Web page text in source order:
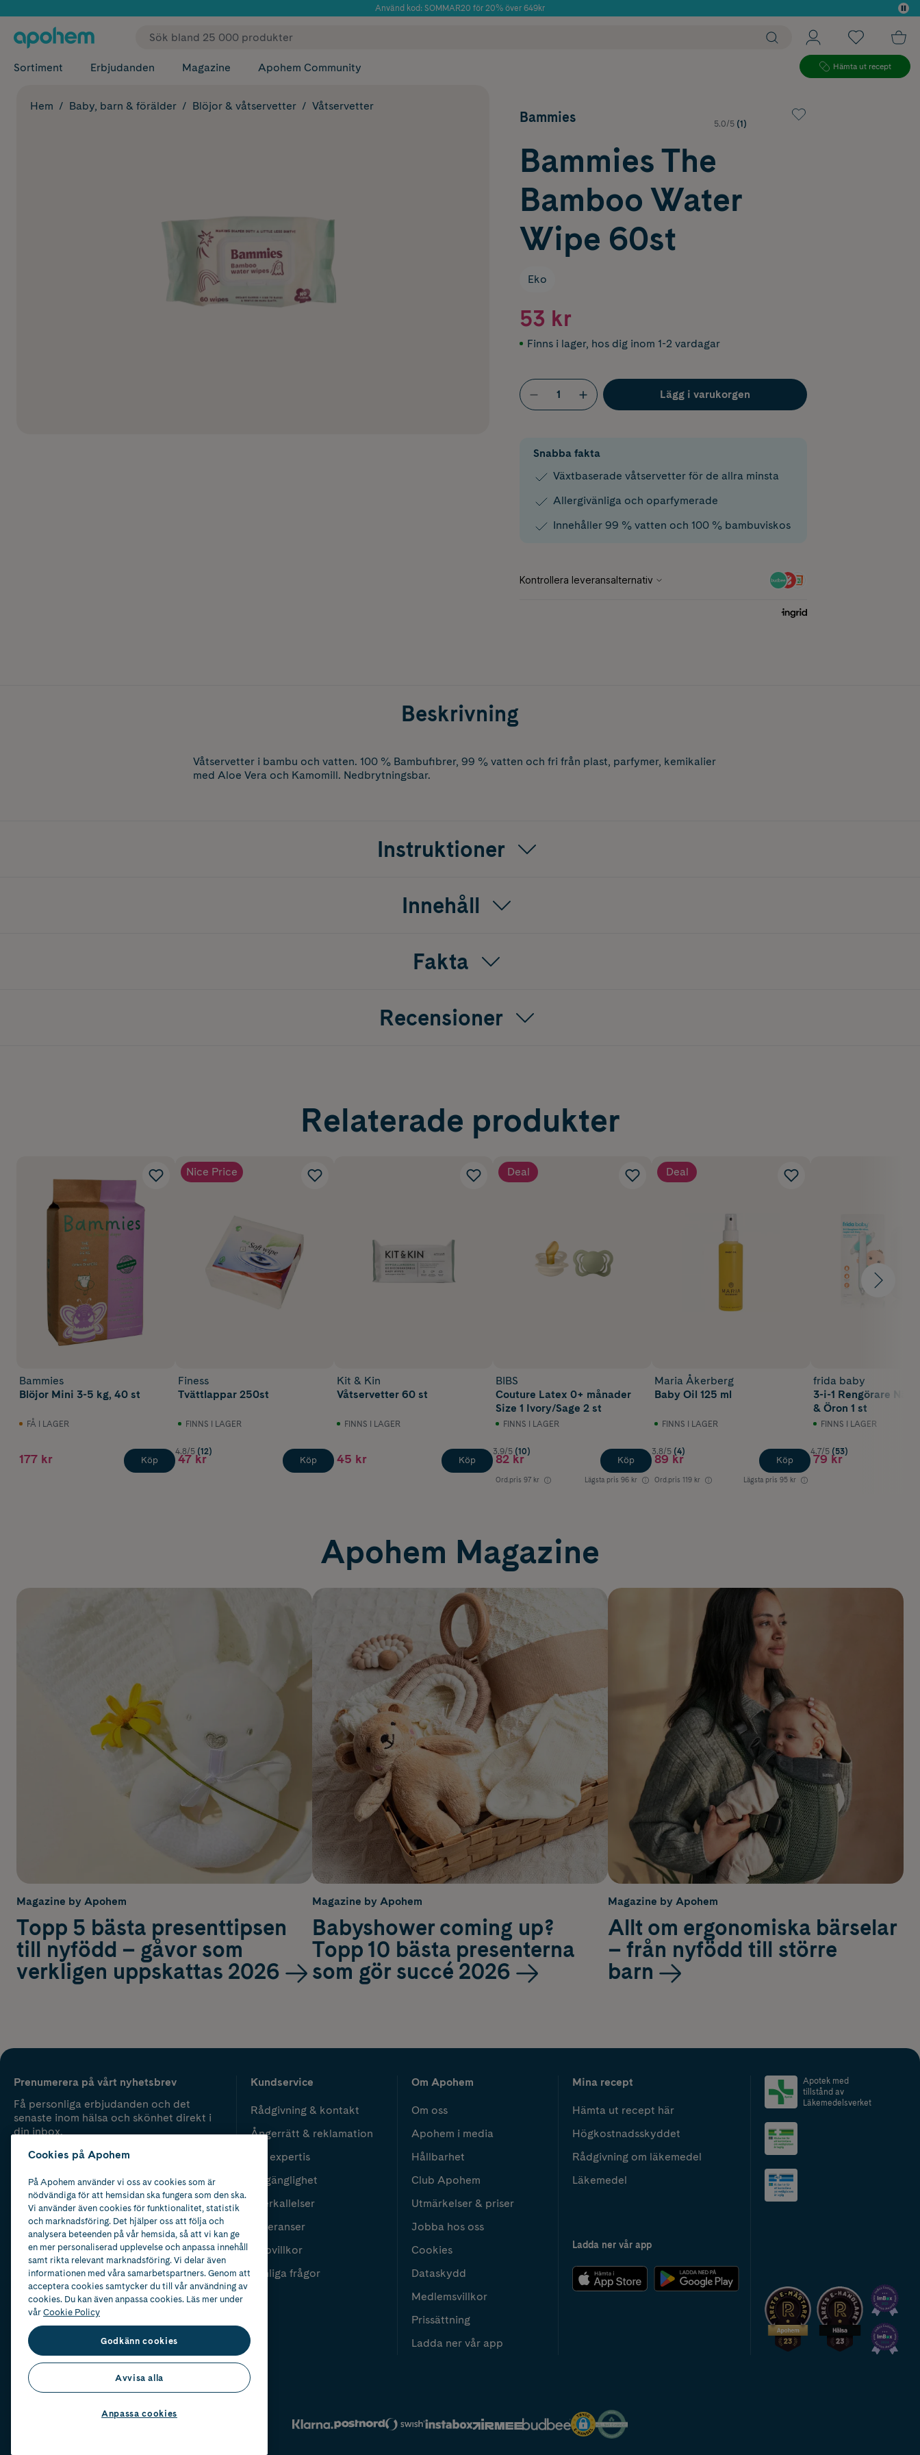
Använd kod: SOMMAR20 för 20% över 649kr
✓ Fri frakt
Sortiment Erbjudanden Magazine Apohem Community Hämta ut recept
Hem Baby, barn & förälder Blöjor & våtservetter Våtservetter
Bammies 5.0/5 (1)
Bammies The
Bamboo Water
Wipe 60st
Eko
53 kr
Finns i lager, hos dig inom 1-2 vardagar
Lägg i varukorgen
Snabba fakta
Växtbaserade våtservetter för de allra minsta
Allergivänliga och oparfymerade
Innehåller 99 % vatten och 100 % bambuviskos
Beskrivning
Våtservetter i bambu och vatten. 100 % Bambufibrer, 99 % vatten och fri från plast, parfymer, kemikalier
med Aloe Vera och Kamomill. Nedbrytningsbar.
Instruktioner
Innehåll
Fakta
Recensioner
Relaterade produkter
Bammies
Blöjor Mini 3-5 kg, 40 st
FÅ I LAGER
177 kr Köp
Nice Price
Finess
Tvättlappar 250st
FINNS I LAGER
4.8/5 (12)
47 kr Köp
Kit & Kin
Våtservetter 60 st
FINNS I LAGER
45 kr Köp
Deal
BIBS
Couture Latex 0+ månader
Size 1 Ivory/Sage 2 st
FINNS I LAGER
3.9/5 (10)
82 kr
Ord.pris 97 kr Lägsta pris 96 kr
Köp
Deal
Maria Åkerberg
Baby Oil 125 ml
FINNS I LAGER
3.8/5 (4)
89 kr
Ord.pris 119 kr Lägsta pris 95 kr
Köp
frida baby
3-i-1 Rengörare
& Öron 1 st
FINNS I LAGER
4.7/5 (53)
79 kr
Apohem Magazine
Magazine by Apohem
Topp 5 bästa presenttipsen
till nyfödd – gåvor som
verkligen uppskattas 2026
Magazine by Apohem
Babyshower coming up?
Topp 10 bästa presenterna
som gör succé 2026
Magazine by Apohem
Allt om ergonomiska bärselar
– från nyfödd till större
barn
Prenumerera på vårt nyhetsbrev
Få personliga erbjudanden och det
senaste inom hälsa och skönhet direkt i
din inbox.
Kundservice
Rådgivning & kontakt
Ångerrätt & reklamation
Vår expertis
Tillgänglighet
Återkallelser
Leveranser
Köpvillkor
Vanliga frågor
Om Apohem
Om oss
Apohem i media
Hållbarhet
Club Apohem
Utmärkelser & priser
Jobba hos oss
Cookies
Dataskydd
Medlemsvillkor
Prissättning
Ladda ner vår app
Mina recept
Hämta ut recept här
Högkostnadsskyddet
Rådgivning om läkemedel
Läkemedel
Ladda ner vår app
Apotek med
tillstånd av
Läkemedelsverket
2024
Cookies på Apohem
På Apohem använder vi oss av cookies som är
nödvändiga för att hemsidan ska fungera som den ska.
Vi använder även cookies för funktionalitet, statistik
och marknadsföring. Det hjälper oss att följa och
analysera beteenden på vår hemsida, så att vi kan ge
en mer personaliserad upplevelse och anpassa innehåll
samt rikta relevant marknadsföring. Vi delar även
informationen med våra samarbetspartners. Genom att
acceptera cookies samtycker du till vår användning av
cookies. Du kan även anpassa cookies. Läs mer under
vårCookie Policy
Godkänn cookies
Avvisa alla
Anpassa cookies